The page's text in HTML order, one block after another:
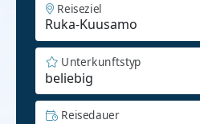
Reiseziel
beliebig
Unterkunftstyp
Reisedauer